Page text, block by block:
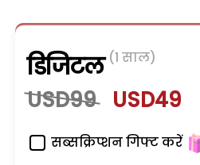
डिजिटल (1 साल)
USD99 USD49
सब्सक्रिप्शन गिफ्ट करें